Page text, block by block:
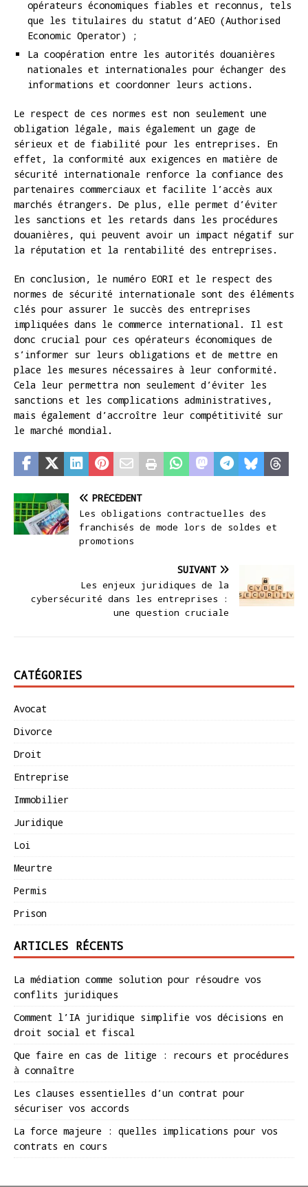
opérateurs économiques fiables et reconnus, tels
que les titulaires du statut d’AEO (Authorised
Economic Operator) ;
La coopération entre les autorités douanières
nationales et internationales pour échanger des
informations et coordonner leurs actions.
Le respect de ces normes est non seulement une
obligation légale, mais également un gage de
sérieux et de fiabilité pour les entreprises. En
effet, la conformité aux exigences en matière de
sécurité internationale renforce la confiance des
partenaires commerciaux et facilite l’accès aux
marchés étrangers. De plus, elle permet d’éviter
les sanctions et les retards dans les procédures
douanières, qui peuvent avoir un impact négatif sur
la réputation et la rentabilité des entreprises.
En conclusion, le numéro EORI et le respect des
normes de sécurité internationale sont des éléments
clés pour assurer le succès des entreprises
impliquées dans le commerce international. Il est
donc crucial pour ces opérateurs économiques de
s’informer sur leurs obligations et de mettre en
place les mesures nécessaires à leur conformité.
Cela leur permettra non seulement d’éviter les
sanctions et les complications administratives,
mais également d’accroître leur compétitivité sur
le marché mondial.
PRÉCÉDENT
Les obligations contractuelles des
franchisés de mode lors de soldes et
promotions
SUIVANT
Les enjeux juridiques de la
cybersécurité dans les entreprises :
une question cruciale
CATÉGORIES
Avocat
Divorce
Droit
Entreprise
Immobilier
Juridique
Loi
Meurtre
Permis
Prison
ARTICLES RÉCENTS
La médiation comme solution pour résoudre vos
conflits juridiques
Comment l’IA juridique simplifie vos décisions en
droit social et fiscal
Que faire en cas de litige : recours et procédures
à connaître
Les clauses essentielles d’un contrat pour
sécuriser vos accords
La force majeure : quelles implications pour vos
contrats en cours